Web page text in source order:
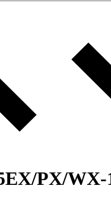
PX/WX-